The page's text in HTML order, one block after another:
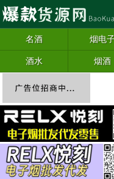
名酒 烟电
酒水 烟酒